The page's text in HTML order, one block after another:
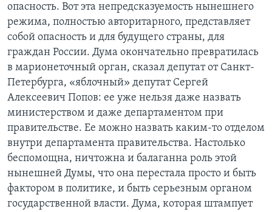
опасность. Вот эта непредсказуемость нынешнего
режима, полностью авторитарного, представляет
собой опасность и для будущего страны, для
граждан России. Дума окончательно превратилась
в марионеточный орган, сказал депутат от Санкт-
Петербурга, «яблочный» депутат Сергей
Алексеевич Попов: ее уже нельзя даже назвать
министерством и даже департаментом при
правительстве. Ее можно назвать каким-то отделом
внутри департамента правительства. Настолько
беспомощна, ничтожна и балаганна роль этой
нынешней Думы, что она перестала просто и быть
фактором в политике, и быть серьезным органом
государственной власти. Дума, которая штампует